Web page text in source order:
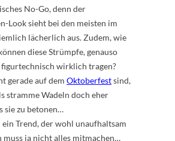
No-Go, denn der
Look sieht bei den meisten im
lächerlich aus. Zudem, wie
diese Strümpfe, genauso
figurtechnisch wirklich tragen?
gerade auf dem Oktoberfestsind,
stramme Wadeln doch eher
sie zu betonen…
Trend, der wohl unaufhaltsam
muss ja nicht alles mitmachen…